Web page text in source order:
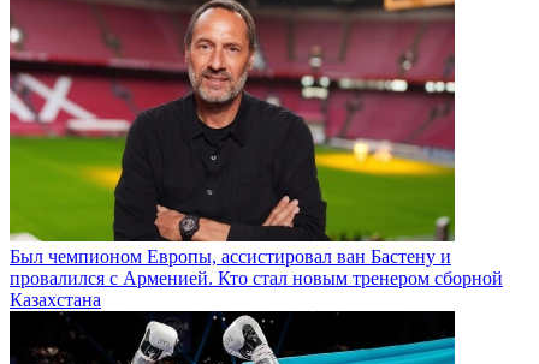
Был чемпионом Европы, ассистировал ван Бастену и
провалился с Арменией. Кто стал новым тренером сборной
Казахстана